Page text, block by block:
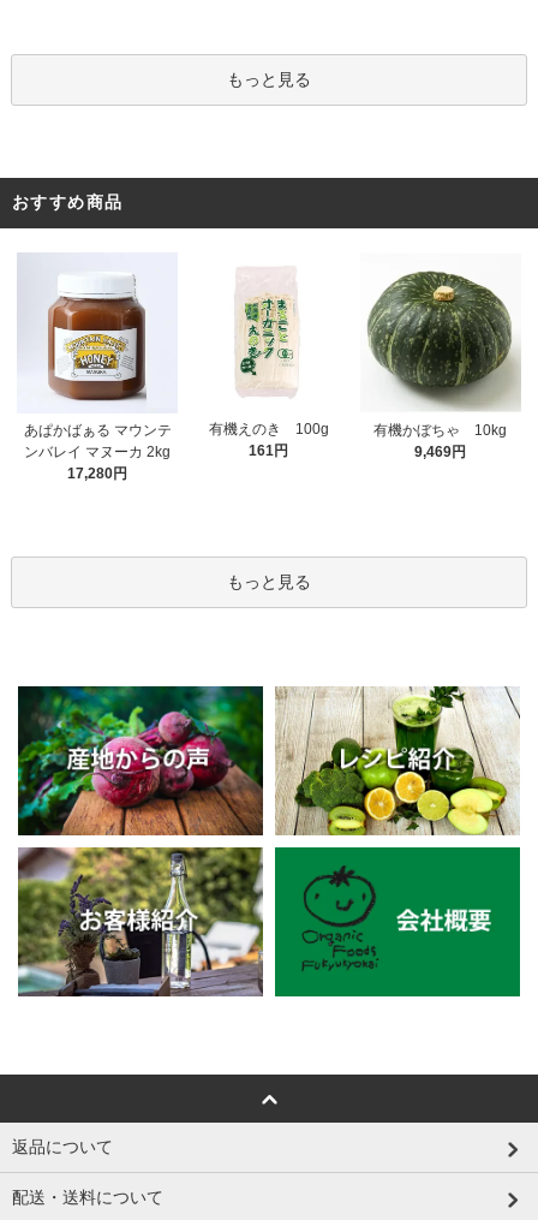
もっと見る
おすすめ商品
あぱかばぁる マウンテ
ンバレイ マヌーカ 2kg
17,280円
有機えのき 100g
161円
有機かぼちゃ 10kg
9,469円
もっと見る
返品について
配送・送料について